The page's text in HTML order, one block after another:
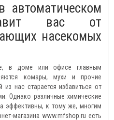
вас от
насекомых
в доме или офисе главным
комары, мухи и прочие
нас старается избавиться от
Однако различные химические
эффективны, к тому же, многим
магазина www.mfshop.ru есть